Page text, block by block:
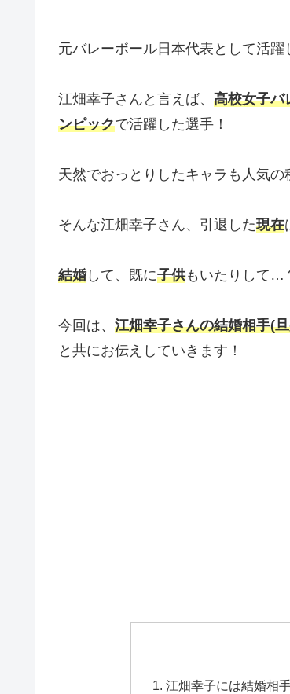
元バレーボール日本代表として活躍
江畑幸子さんと言えば、 高校女子バ
ンピックで活躍した選手！
天然でおっとりしたキャラも人気の
そんな江畑幸子さん、引退した現在
結婚して、既に子供もいたりして…
今回は、 江畑幸子さんの結婚相手(
と共にお伝えしていきます！
江畑幸子には結婚相